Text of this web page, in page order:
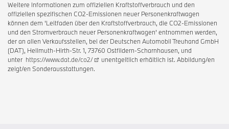
Weitere Informationen zum offiziellen Kraftstoffverbrauch und den
offiziellen spezifischen CO2-Emissionen neuer Personenkraftwagen
können dem 'Leitfaden über den Kraftstoffverbrauch, die CO2-Emissionen
und den Stromverbrauch neuer Personenkraftwagen' entnommen werden,
der an allen Verkaufsstellen, bei der Deutschen Automobil Treuhand GmbH
(DAT), Hellmuth-Hirth-Str. 1, 73760 Ostfildern-Scharnhausen, und
unter https://www.dat.de/co2/
unentgeltlich erhältlich ist. Abbildung/en
zeigt/en Sonderausstattungen.